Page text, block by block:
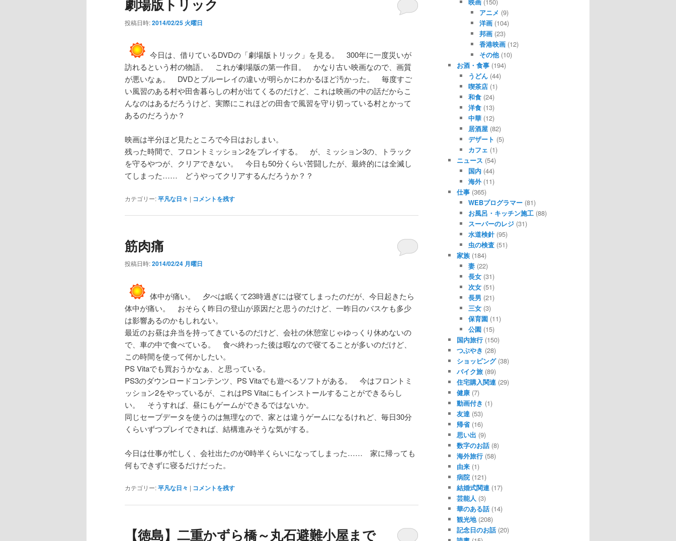
劇場版トリック
投稿日時:2014/02/25 火曜日
今日は、借りているDVDの「劇場版トリック」を見る。 300年に一度災いが
訪れるという村の物語。 これが劇場版の第一作目。 かなり古い映画なので、画質
が悪いなぁ。 DVDとブルーレイの違いが明らかにわかるほど汚かった。 毎度すご
い風習のある村や田舎暮らしの村が出てくるのだけど、これは映画の中の話だからこ
んなのはあるだろうけど、実際にこれほどの田舎で風習を守り切っている村とかって
あるのだろうか？
映画は半分ほど見たところで今日はおしまい。
残った時間で、フロントミッション2をプレイする。 が、ミッション3の、トラック
を守るやつが、クリアできない。 今日も50分くらい苦闘したが、最終的には全滅し
てしまった…… どうやってクリアするんだろうか？？
カテゴリー:平凡な日々 | コメントを残す
筋肉痛
投稿日時:2014/02/24 月曜日
体中が痛い。 夕べは眠くて23時過ぎには寝てしまったのだが、今日起きたら
体中が痛い。 おそらく昨日の登山が原因だと思うのだけど、一昨日のバスケも多少
は影響あるのかもしれない。
最近のお昼は弁当を持ってきているのだけど、会社の休憩室じゃゆっくり休めないの
で、車の中で食べている。 食べ終わった後は暇なので寝てることが多いのだけど、
この時間を使って何かしたい。
PS Vitaでも買おうかなぁ、と思っている。
PS3のダウンロードコンテンツ、PS Vitaでも遊べるソフトがある。 今はフロントミ
ッション2をやっているが、これはPS Vitaにもインストールすることができるらし
い。 そうすれば、昼にもゲームができるではないか。
同じセーブデータを使うのは無理なので、家とは違うゲームになるけれど、毎日30分
くらいずつプレイできれば、結構進みそうな気がする。
今日は仕事が忙しく、会社出たのが0時半くらいになってしまった…… 家に帰っても
何もできずに寝るだけだった。
カテゴリー:平凡な日々 | コメントを残す
【徳島】二重かずら橋～丸石避難小屋まで
アニメ (9)
洋画 (104)
邦画 (23)
香港映画 (12)
その他(10)
お酒・食事 (194)
うどん(44)
喫茶店(1)
和食(24)
洋食(13)
中華(12)
居酒屋(82)
デザート (5)
カフェ (1)
ニュース (54)
国内(44)
海外(11)
仕事 (365)
WEBプログラマー(81)
お風呂・キッチン施工(88)
スーパーのレジ(31)
水道検針(95)
虫の検査(51)
家族 (184)
妻(22)
長女(31)
次女(51)
長男 (21)
三女(3)
保育園(11)
公園(15)
国内旅行 (150)
つぶやき (28)
ショッピング(38)
バイク旅 (89)
住宅購入関連 (29)
健康 (7)
動画付き (1)
友達 (53)
帰省(16)
思い出 (9)
数字のお話 (8)
海外旅行 (58)
由来 (1)
病院 (121)
結婚式関連 (17)
芸能人 (3)
華のある話 (14)
観光地(208)
記念日のお話 (20)